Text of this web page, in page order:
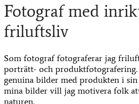
Fotograf med
friluftsliv
Som fotograf fotograferar jag
porträtt- och produktfotografering.
genuina bilder med produkten i
mina bilder vill jag motivera folk
naturen.